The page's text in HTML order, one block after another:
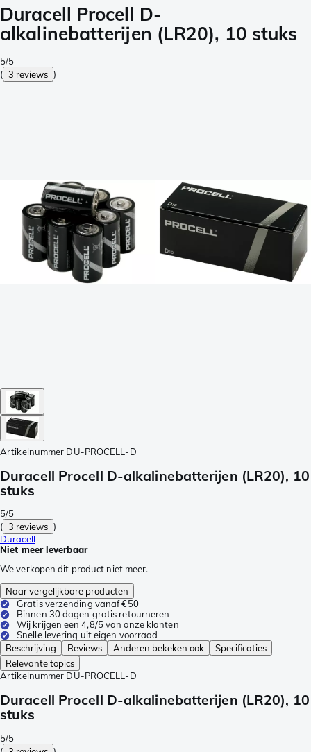
Duracell Procell D-
alkalinebatterijen (LR20), 10 stuks
5/5
( 3 reviews )
Artikelnummer DU-PROCELL-D
Duracell Procell D-alkalinebatterijen (LR20), 10
stuks
5/5
( 3 reviews )
Duracell
Niet meer leverbaar
We verkopen dit product niet meer.
Naar vergelijkbare producten
Gratis verzending vanaf €50
Binnen 30 dagen gratis retourneren
Wij krijgen een 4,8/5 van onze klanten
Snelle levering uit eigen voorraad
Beschrijving
Reviews Anderen bekeken ook
Specificaties
Relevante topics
Artikelnummer DU-PROCELL-D
Duracell Procell D-alkalinebatterijen (LR20), 10
stuks
5/5